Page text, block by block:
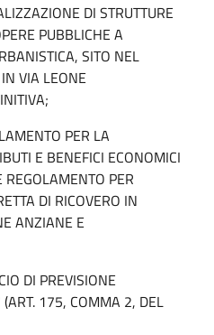
DI STRUTTURE
PUBBLICHE A
SITO NEL
VIA LEONE
PER LA
E BENEFICI ECONOMICI
PER
DI RICOVERO IN
ANZIANE E
DI PREVISIONE
175, COMMA 2, DEL